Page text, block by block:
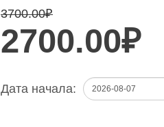
3700.00₽
2700.00₽
Дата начала: